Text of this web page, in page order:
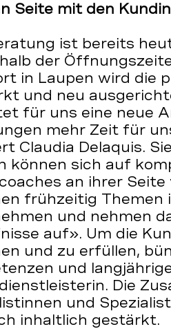
Seite mit den
ist bereits
der
in Laupen wird die
und neu
für uns eine neue
mehr Zeit für
Claudia Delaquis.
können sich auf
an ihrer
frühzeitig Themen
und nehmen
auf». Um die
und zu erfüllen,
und
Die
und
inhaltlich gestärkt.